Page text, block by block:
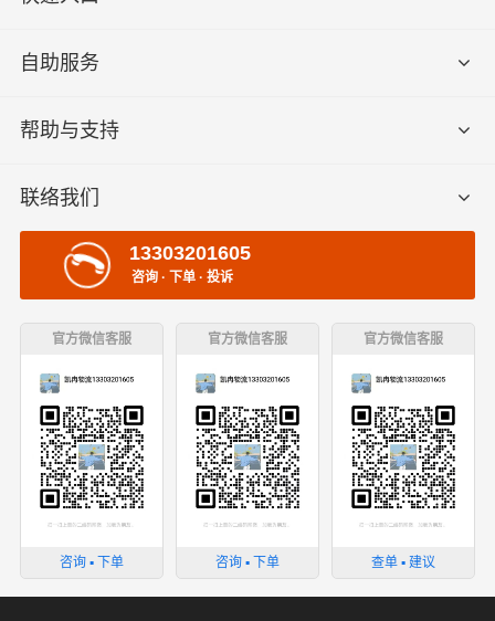
自助服务
帮助与支持
联络我们
13303201605
咨询 · 下单 · 投诉
官方微信客服
咨询 ▪ 下单
官方微信客服
咨询 ▪ 下单
官方微信客服
查单 ▪ 建议